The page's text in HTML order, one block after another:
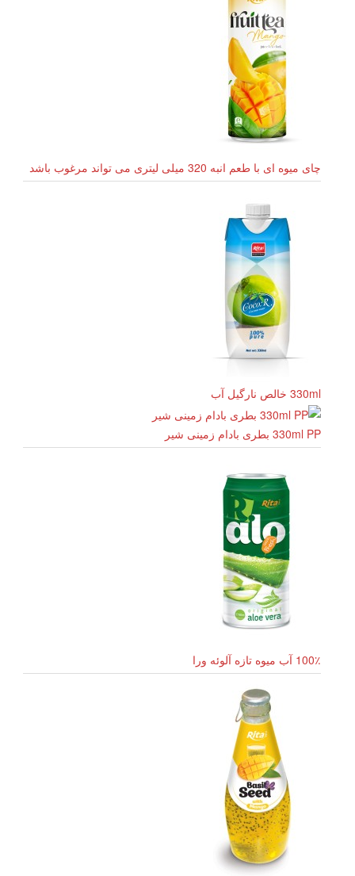
چای میوه ای با طعم انبه 320 میلی لیتری می تواند مرغوب باشد
330ml خالص نارگیل آب
330ml PP بطری بادام زمینی شیر
100٪ آب میوه تازه آلوئه ورا